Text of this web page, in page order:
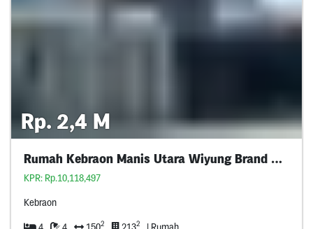
Rp. 2,4 M
Rumah Kebraon Manis Utara Wiyung Brand New Gress
KPR: Rp.10,118,497
Kebraon
4 4 1502 2132 | Rumah